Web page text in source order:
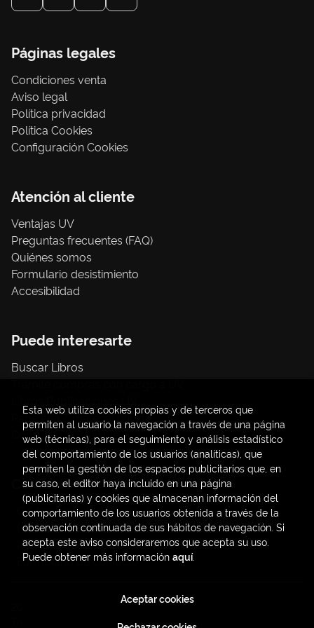
Páginas legales
Condiciones venta
Aviso legal
Política privacidad
Política Cookies
Configuración Cookies
Atención al cliente
Ventajas UV
Preguntas frecuentes (FAQ)
Quiénes somos
Formulario desistimiento
Accesibilidad
Puede interesarte
Buscar Libros
Papelería / material oficina
Consumo Sostenible
Contacto
C/ Amadeo de Saboya, 4
(+34) 963828968
latendauv@fundacio.es
Formulario de contacto
. Todos los Derechos Reservados |
Esta web utiliza cookies propias y de terceros que
permiten al usuario la navegación a través de una página
web (técnicas), para el seguimiento y análisis estadístico
del comportamiento de los usuarios (analíticas), que
permiten la gestión de los espacios publicitarios que, en
su caso, el editor haya incluido en una página
(publicitarias) y cookies que almacenan información del
comportamiento de los usuarios obtenida a través de la
observación continuada de sus hábitos de navegación. Si
acepta este aviso consideraremos que acepta su uso.
Puede obtener más información aquí.
Aceptar cookies